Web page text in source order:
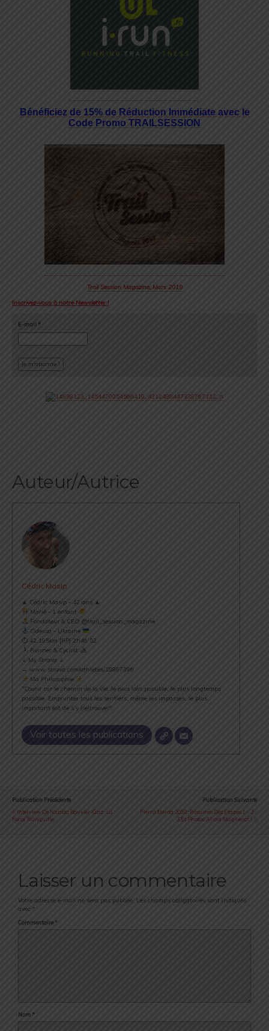
Bénéficiez de 15% de Réduction Immédiate avec le
Code Promo TRAILSESSION
Trail Session Magazine, Mars 2018
Inscrivez-vous à notre Newsletter !
E-mail *
Auteur/Autrice
Cédric Masip
▲ Cédric Masip - 42 ans ▲
Marié - 1 enfant
Fondateur & CEO @trail_session_magazine
Odessa - Ukraine
⏱ 42.195km [RP] 2h46’52
Runner & Cyclist
⇣ My Strava ⇣
→ www.strava.com/athletes/18867396
Ma Philosophie
"Courir sur le chemin de la vie, le plus loin possible, le plus longtemps
possible. Emprunter tous les sentiers, même les impasses, le plus
important est de s’y (re)trouver".
Voir toutes les publications
Publication Précédente
Interview De Nicolas Bouvier-Gaz : La
Force Tranquille...
Publication Suivante
Pierra Menta 2018 : Résumés Des Etapes 1 - 2 -
3 Et Photos Alicia Magnenot !
Laisser un commentaire
Votre adresse e-mail ne sera pas publiée. Les champs obligatoires sont indiqués
avec *
Commentaire *
Nom *